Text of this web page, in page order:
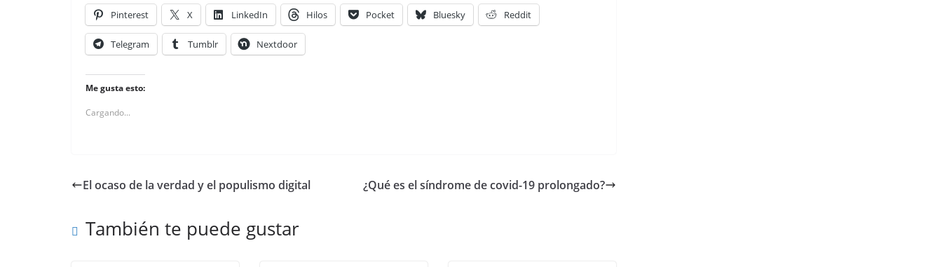
Pinterest X LinkedIn Hilos Pocket Bluesky Reddit
Telegram Tumblr Nextdoor
Me gusta esto:
Cargando...
El ocaso de la verdad y el populismo digital ¿Qué es el síndrome de covid-19 prolongado?
También te puede gustar